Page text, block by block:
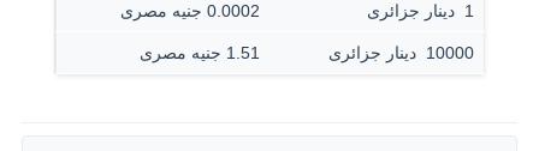
1 ‏ دينار جزائرى 0.0002 جنيه مصرى
10000 ‏ دينار جزائرى 1.51 جنيه مصرى